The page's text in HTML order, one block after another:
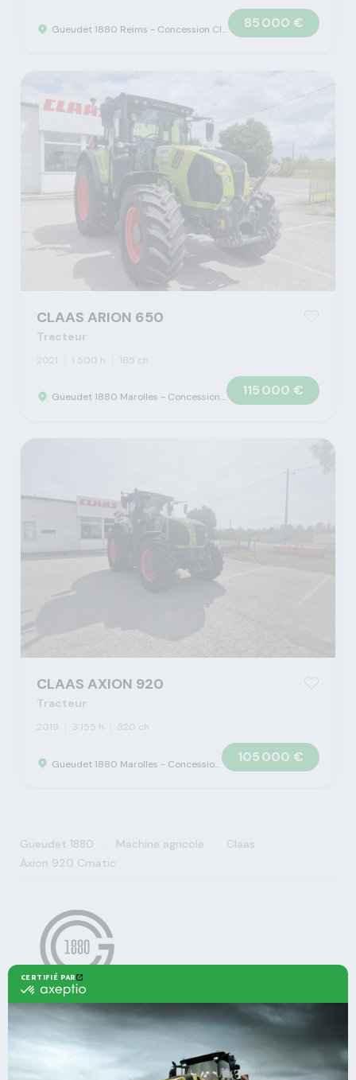
Gueudet 1880 Reims - Concession Claas 85 000 €
CLAAS ARION 650
Tracteur
2021 1 500 h 185 ch
Gueudet 1880 Marolles - Concession Claas 115 000 €
CLAAS AXION 920
Tracteur
2019 3 155 h 320 ch
Gueudet 1880 Marolles - Concession Claas 105 000 €
Gueudet 1880 Machine agricole Claas
Axion 920 Cmatic
Agricole Nos offres
Nos Services